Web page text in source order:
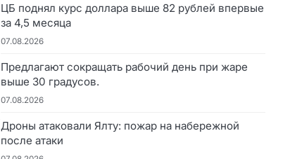
ЦБ поднял курс доллара выше 82 рублей впервые
за 4,5 месяца
07.08.2026
Предлагают сокращать рабочий день при жаре
выше 30 градусов.
07.08.2026
Дроны атаковали Ялту: пожар на набережной
после атаки